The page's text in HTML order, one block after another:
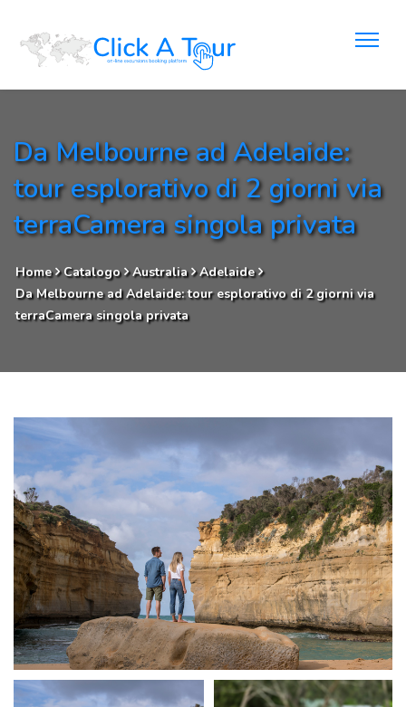
Da Melbourne ad Adelaide:
tour esplorativo di 2 giorni via
terraCamera singola privata
Home Catalogo Australia Adelaide
Da Melbourne ad Adelaide: tour esplorativo di 2 giorni via
terraCamera singola privata